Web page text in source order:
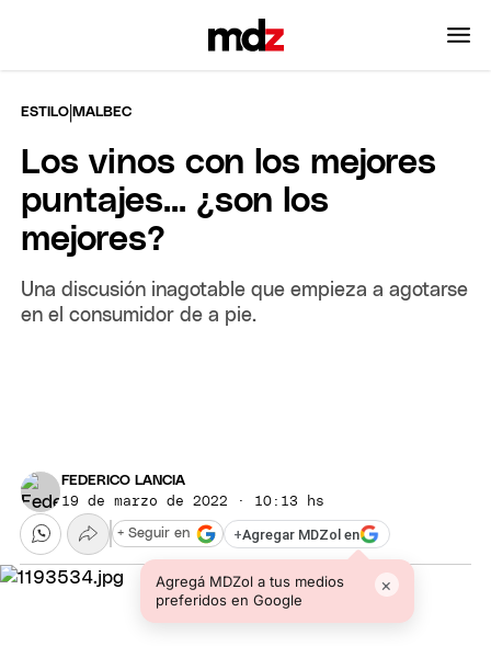
ESTILO |MALBEC
Los vinos con los mejores
puntajes... ¿son los
mejores?
Una discusión inagotable que empieza a agotarse
en el consumidor de a pie.
FEDERICO LANCIA
19 de marzo de 2022 · 10:13 hs
+Agregar MDZol en
Agregá MDZol a tus medios
preferidos en Google
×
+ Seguir en